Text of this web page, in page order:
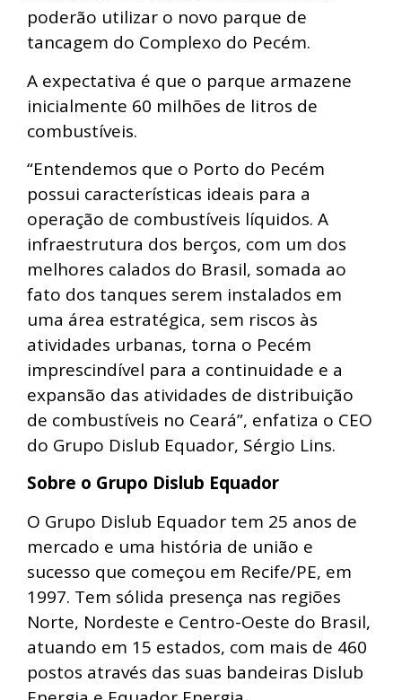
poderão utilizar o novo parque de
tancagem do Complexo do Pecém.
A expectativa é que o parque armazene
inicialmente 60 milhões de litros de
combustíveis.
“Entendemos que o Porto do Pecém
possui características ideais para a
operação de combustíveis líquidos. A
infraestrutura dos berços, com um dos
melhores calados do Brasil, somada ao
fato dos tanques serem instalados em
uma área estratégica, sem riscos às
atividades urbanas, torna o Pecém
imprescindível para a continuidade e a
expansão das atividades de distribuição
de combustíveis no Ceará”, enfatiza o CEO
do Grupo Dislub Equador, Sérgio Lins.
Sobre o Grupo Dislub Equador
O Grupo Dislub Equador tem 25 anos de
mercado e uma história de união e
sucesso que começou em Recife/PE, em
1997. Tem sólida presença nas regiões
Norte, Nordeste e Centro-Oeste do Brasil,
atuando em 15 estados, com mais de 460
postos através das suas bandeiras Dislub